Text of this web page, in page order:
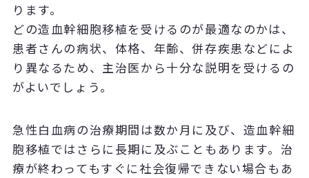
ります。
どの造血幹細胞移植を受けるのが最適なのかは、
患者さんの病状、体格、年齢、併存疾患などによ
り異なるため、主治医から十分な説明を受けるの
がよいでしょう。
急性白血病の治療期間は数か月に及び、造血幹細
胞移植ではさらに長期に及ぶこともあります。治
療が終わってもすぐに社会復帰できない場合もあ